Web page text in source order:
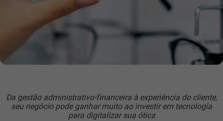
Da gestão administrativo-financeira à experiência do cliente,
seu negócio pode ganhar muito ao investir em tecnologia
para digitalizar sua ótica